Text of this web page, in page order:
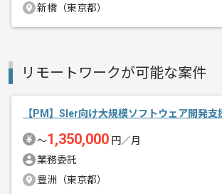
エージェントからのコ
メント
経験豊富なメン
基本的には一部リ
新橋（東京都）
リモートワークが可能な案件
【PM】Sler向け大規模ソフトウェア開発支
〜1,350,000 円／月
業務委託
豊洲（東京都）